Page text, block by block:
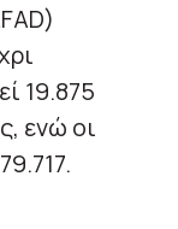
19.875
ενώ οι